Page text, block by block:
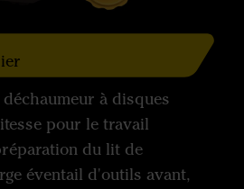
à disques
pour le travail
du lit de
éventail d'outils avant,